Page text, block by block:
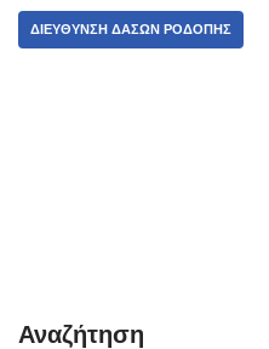
ΔΙΕΎΘΥΝΣΗ ΔΑΣΏΝ ΡΟΔΌΠΗΣ
Αναζήτηση